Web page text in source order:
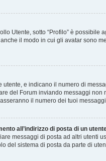
Utente, sotto “Profilo” è
il modo in cui gli avatar sono
utente, e indicano il numero di
del Forum inviando messaggi
il numero dei tuoi
all’indirizzo di posta di un
messaggi di posta ad altri utenti
del sistema di posta da parte di